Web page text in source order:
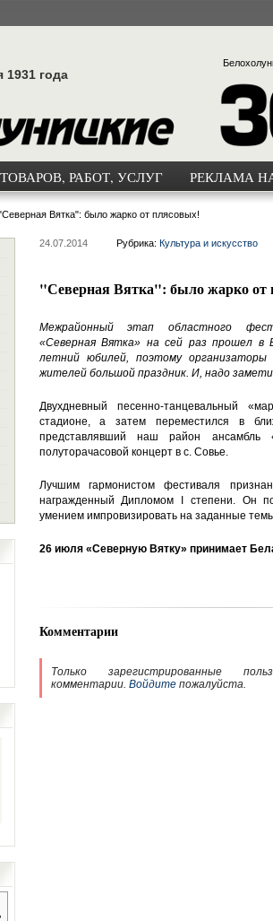
1931 года
РАБОТ, УСЛУГ РЕКЛАМА
Вятка": было жарко от плясовых!
24.07.2014 Рубрика: Культура и искусство
"Северная Вятка": было жарко от
Межрайонный этап областного
«Северная Вятка» на сей раз прошел в
летний юбилей, поэтому организаторы
жителей большой праздник. И, надо
Двухдневный песенно-танцевальный
стадионе, а затем переместился в
представлявший наш район
полуторачасовой концерт в с. Совье.
Лучшим гармонистом фестиваля
награжденный Дипломом I степени. Он
умением импровизировать на заданные
26 июля «Северную Вятку» принимает
Комментарии
Только зарегистрированные
комментарии. Войдитепожалуйста.